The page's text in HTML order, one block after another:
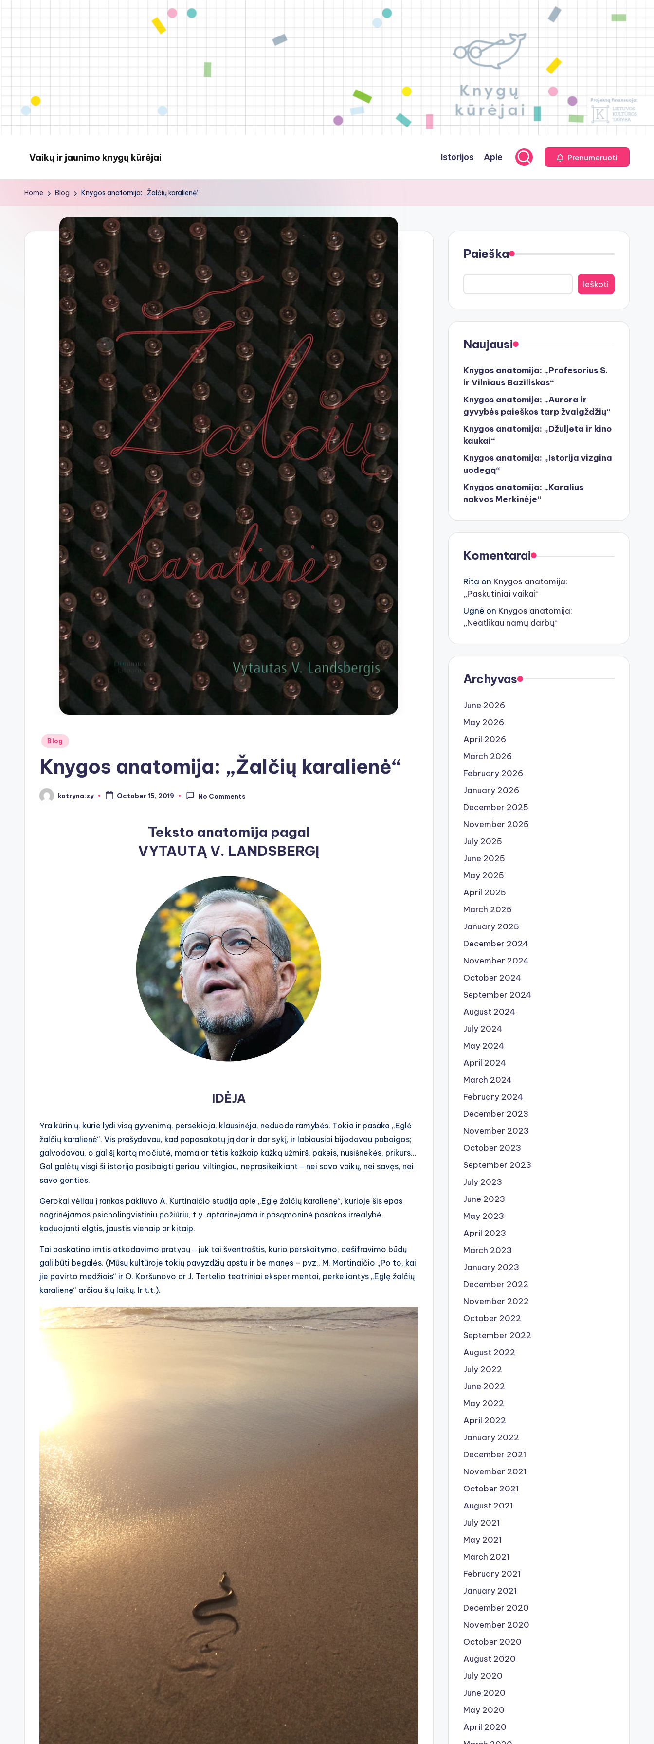
Skip
to
Vaikų ir jaunimo knygų kūrėjai Istorijos Apie Prenumeruoti
Home Blog Knygos anatomija: „Žalčių karalienė“
Posted
Blog
Knygos anatomija: „Žalčių karalienė“
Posted
by
kotryna.zy October 15, 2019 No Comments
Teksto anatomija pagal
VYTAUTĄ V. LANDSBERGĮ
IDĖJA
Yra kūrinių, kurie lydi visą gyvenimą, persekioja, klausinėja, neduoda ramybės. Tokia ir pasaka „Eglė
žalčių karalienė“. Vis prašydavau, kad papasakotų ją dar ir dar sykį, ir labiausiai bijodavau pabaigos;
galvodavau, o gal šį kartą močiutė, mama ar tėtis kažkaip kažką užmirš, pakeis, nusišnekės, prikurs…
Gal galėtų visgi ši istorija pasibaigti geriau, viltingiau, neprasikeikiant ‒ nei savo vaikų, nei savęs, nei
savo genties.
Gerokai vėliau į rankas pakliuvo A. Kurtinaičio studija apie „Eglę žalčių karalienę“, kurioje šis epas
nagrinėjamas psicholingvistiniu požiūriu, t.y. aptarinėjama ir pasąmoninė pasakos irrealybė,
koduojanti elgtis, jaustis vienaip ar kitaip.
Tai paskatino imtis atkodavimo pratybų ‒ juk tai šventraštis, kurio perskaitymo, dešifravimo būdų
gali būti begalės. (Mūsų kultūroje tokių pavyzdžių apstu ir be manęs – pvz., M. Martinaičio „Po to, kai
jie pavirto medžiais“ ir O. Koršunovo ar J. Tertelio teatriniai eksperimentai, perkeliantys „Eglę žalčių
karalienę“ arčiau šių laikų. Ir t.t.).
Paieška
Ieškoti
Naujausi
Knygos anatomija: „Profesorius S.
ir Vilniaus Baziliskas“
Knygos anatomija: „Aurora ir
gyvybės paieškos tarp žvaigždžių“
Knygos anatomija: „Džuljeta ir kino
kaukai“
Knygos anatomija: „Istorija vizgina
uodegą“
Knygos anatomija: „Karalius
nakvos Merkinėje“
Komentarai
Rita on Knygos anatomija:
„Paskutiniai vaikai“
Ugnėon Knygos anatomija:
„Neatlikau namų darbų“
Archyvas
June 2026
May 2026
April 2026
March 2026
February 2026
January 2026
December 2025
November 2025
July 2025
June 2025
May 2025
April 2025
March 2025
January 2025
December 2024
November 2024
October 2024
September 2024
August 2024
July 2024
May 2024
April 2024
March 2024
February 2024
December 2023
November 2023
October 2023
September 2023
July 2023
June 2023
May 2023
April 2023
March 2023
January 2023
December 2022
November 2022
October 2022
September 2022
August 2022
July 2022
June 2022
May 2022
April 2022
January 2022
December 2021
November 2021
October 2021
August 2021
July 2021
May 2021
March 2021
February 2021
January 2021
December 2020
November 2020
October 2020
August 2020
July 2020
June 2020
May 2020
April 2020